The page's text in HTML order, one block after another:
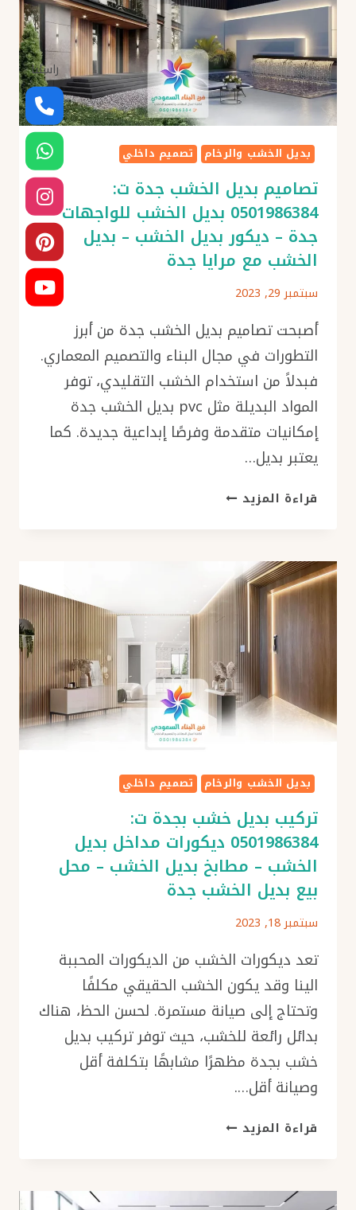
لغرف
النوم
–
بديل
الرخام
للواجهات
بجدة
–
ديكور
بديل
الرخام
جدة
بديل الخشب والرخام تصميم داخلي
تصاميم بديل الخشب جدة ت:
0501986384 بديل الخشب للواجهات
جدة – ديكور بديل الخشب – بديل
الخشب مع مرايا جدة
سبتمبر 29, 2023
أصبحت تصاميم بديل الخشب جدة من أبرز
التطورات في مجال البناء والتصميم المعماري.
فبدلاً من استخدام الخشب التقليدي، توفر
المواد البديلة مثل pvc بديل الخشب جدة
إمكانيات متقدمة وفرصًا إبداعية جديدة. كما
يعتبر بديل…
قراءة المزيد تصاميم
ت:
0501986384
بديل
للواجهات
جدة
–
ديكور
بديل
–
بديل
الخشب
مع
مرايا
جدة
بديل الخشب والرخام تصميم داخلي
تركيب بديل خشب بجدة ت:
0501986384 ديكورات مداخل بديل
الخشب – مطابخ بديل الخشب – محل
بيع بديل الخشب جدة
سبتمبر 18, 2023
تعد ديكورات الخشب من الديكورات المحببة
الينا وقد يكون الخشب الحقيقي مكلفًا
وتحتاج إلى صيانة مستمرة. لحسن الحظ، هناك
بدائل رائعة للخشب، حيث توفر تركيب بديل
خشب بجدة مظهرًا مشابهًا بتكلفة أقل
وصيانة أقل….
قراءة المزيد تركيب
ت:
راسلنا